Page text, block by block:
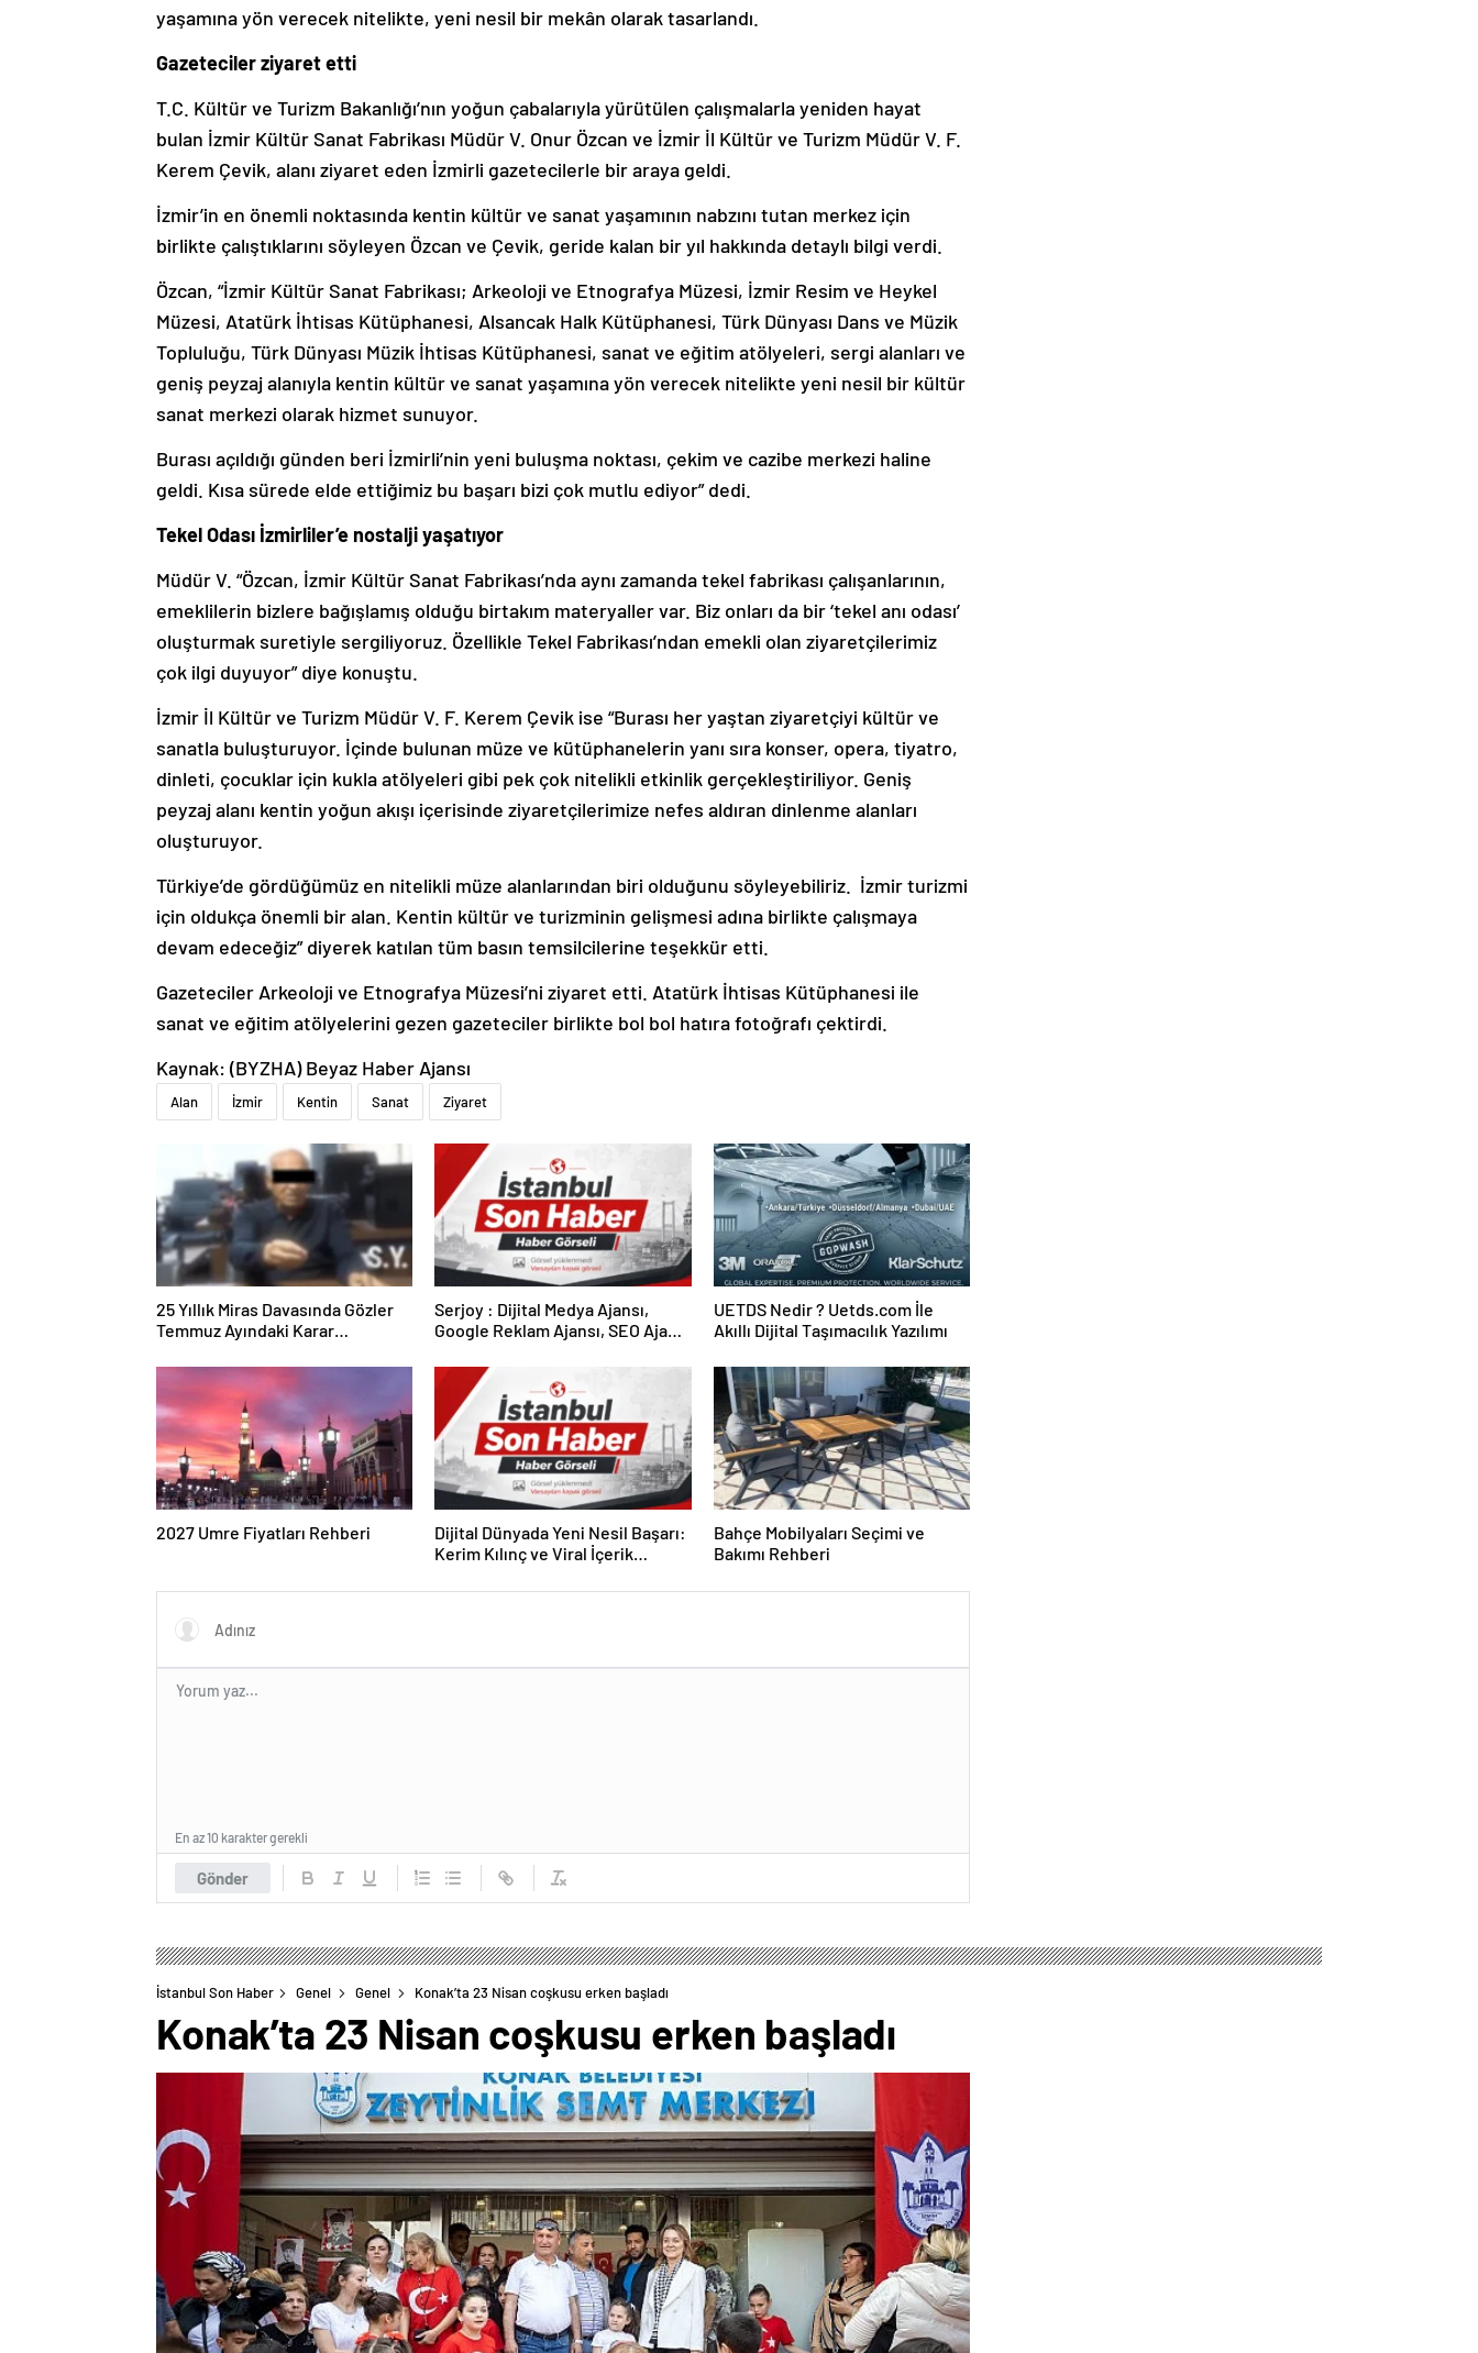
yaşamına yön verecek nitelikte, yeni nesil bir mekân olarak tasarlandı.
Gazeteciler ziyaret etti
T.C. Kültür ve Turizm Bakanlığı’nın yoğun çabalarıyla yürütülen çalışmalarla yeniden hayat
bulan İzmir Kültür Sanat Fabrikası Müdür V. Onur Özcan ve İzmir İl Kültür ve Turizm Müdür V. F.
Kerem Çevik, alanı ziyaret eden İzmirli gazetecilerle bir araya geldi.
İzmir’in en önemli noktasında kentin kültür ve sanat yaşamının nabzını tutan merkez için
birlikte çalıştıklarını söyleyen Özcan ve Çevik, geride kalan bir yıl hakkında detaylı bilgi verdi.
Özcan, “İzmir Kültür Sanat Fabrikası; Arkeoloji ve Etnografya Müzesi, İzmir Resim ve Heykel
Müzesi, Atatürk İhtisas Kütüphanesi, Alsancak Halk Kütüphanesi, Türk Dünyası Dans ve Müzik
Topluluğu, Türk Dünyası Müzik İhtisas Kütüphanesi, sanat ve eğitim atölyeleri, sergi alanları ve
geniş peyzaj alanıyla kentin kültür ve sanat yaşamına yön verecek nitelikte yeni nesil bir kültür
sanat merkezi olarak hizmet sunuyor.
Burası açıldığı günden beri İzmirli’nin yeni buluşma noktası, çekim ve cazibe merkezi haline
geldi. Kısa sürede elde ettiğimiz bu başarı bizi çok mutlu ediyor” dedi.
Tekel Odası İzmirliler’e nostalji yaşatıyor
Müdür V. “Özcan, İzmir Kültür Sanat Fabrikası’nda aynı zamanda tekel fabrikası çalışanlarının,
emeklilerin bizlere bağışlamış olduğu birtakım materyaller var. Biz onları da bir ‘tekel anı odası’
oluşturmak suretiyle sergiliyoruz. Özellikle Tekel Fabrikası’ndan emekli olan ziyaretçilerimiz
çok ilgi duyuyor” diye konuştu.
İzmir İl Kültür ve Turizm Müdür V. F. Kerem Çevik ise “Burası her yaştan ziyaretçiyi kültür ve
sanatla buluşturuyor. İçinde bulunan müze ve kütüphanelerin yanı sıra konser, opera, tiyatro,
dinleti, çocuklar için kukla atölyeleri gibi pek çok nitelikli etkinlik gerçekleştiriliyor. Geniş
peyzaj alanı kentin yoğun akışı içerisinde ziyaretçilerimize nefes aldıran dinlenme alanları
oluşturuyor.
Türkiye’de gördüğümüz en nitelikli müze alanlarından biri olduğunu söyleyebiliriz. İzmir turizmi
için oldukça önemli bir alan. Kentin kültür ve turizminin gelişmesi adına birlikte çalışmaya
devam edeceğiz” diyerek katılan tüm basın temsilcilerine teşekkür etti.
Gazeteciler Arkeoloji ve Etnografya Müzesi’ni ziyaret etti. Atatürk İhtisas Kütüphanesi ile
sanat ve eğitim atölyelerini gezen gazeteciler birlikte bol bol hatıra fotoğrafı çektirdi.
Kaynak: (BYZHA) Beyaz Haber Ajansı
Alan İzmir Kentin Sanat Ziyaret
25 Yıllık Miras Davasında Gözler
Temmuz Ayındaki Karar
Serjoy : Dijital Medya Ajansı,
Google Reklam Ajansı, SEO Ajansı
UETDS Nedir ? Uetds.com İle
Akıllı Dijital Taşımacılık Yazılımı
2027 Umre Fiyatları Rehberi
Dijital Dünyada Yeni Nesil Başarı:
Kerim Kılınç ve Viral İçerik
Bahçe Mobilyaları Seçimi ve
Bakımı Rehberi
Gönder
En az 10 karakter gerekli
İstanbul Son Haber Genel Genel Konak’ta 23 Nisan coşkusu erken başladı
Konak’ta 23 Nisan coşkusu erken başladı